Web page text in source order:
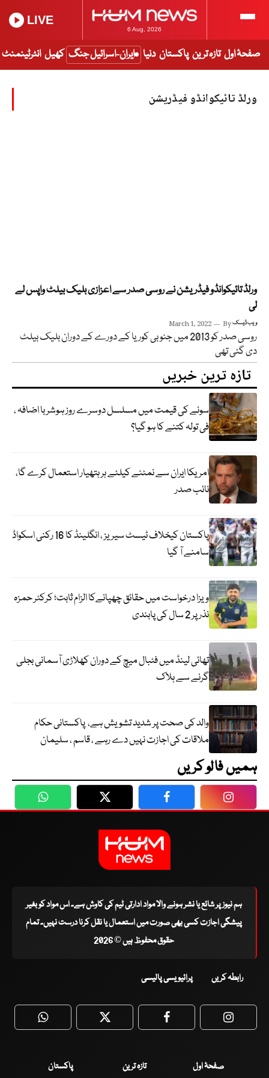
6 Aug, 2026
LIVE
صفحۂ اول تازہ ترین پاکستان دنیا ایران-اسرائیل جنگ کھیل انٹرٹینمنٹ
ورلڈ تائیکوانڈو فیڈریشن
ورلڈ تائیکوانڈو فیڈریشن نے روسی صدر سے اعزازی بلیک بیلٹ واپس لے
لی
March 1, 2022 Byویب ڈیسک
روسی صدر کو 2013 میں جنوبی کوریا کے دورے کے دوران بلیک بیلٹ
دی گئی تھی
تازہ ترین خبریں
سونے کی قیمت میں مسلسل دوسرے روز ہوشربا اضافہ ،
فی تولہ کتنے کا ہو گیا؟
امریکا ایران سے نمٹنے کیلئے ہر ہتھیار استعمال کرے گا،
نائب صدر
پاکستان کیخلاف ٹیسٹ سیریز ، انگلینڈ کا 16 رکنی اسکواڈ
سامنے آ گیا
ویزا درخواست میں حقائق چھپانےکا الزام ثابت؛ کرکٹر حمزہ
نذر پر 2 سال کی پابندی
تھائی لینڈ میں فٹبال میچ کے دوران کھلاڑی آسمانی بجلی
گرنے سے ہلاک
والد کی صحت پر شدید تشویش ہے، پاکستانی حکام
ملاقات کی اجازت نہیں دے رہے ، قاسم ، سلیمان
ہمیں فالو کریں
WhatsApp Twitter Facebook
ہم نیوز پر شائع یا نشر ہونے والا مواد ادارتی ٹیم کی کاوش ہے۔ اس مواد کو بغیر
پیشگی اجازت کسی بھی صورت میں استعمال یا نقل کرنا درست نہیں۔ تمام
حقوق محفوظ ہیں © 2026
رابطہ کریں پرائیویسی پالیسی
WhatsApp Twitter Facebook
صفحۂ اول تازہ ترین
پاکستان